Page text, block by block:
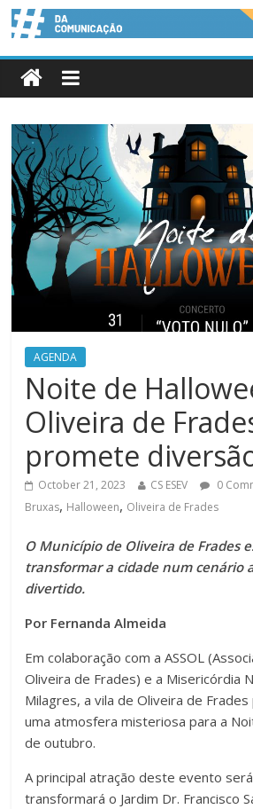
AGENDA
Noite de
Oliveira de
promete
October 21, 2023 CS ESEV 0
Bruxas, Halloween, Oliveira de Frades
O Município de Oliveira de Frades
transformar a cidade num cenário
divertido.
Por Fernanda Almeida
Em colaboração com a ASSOL
Oliveira de Frades) e a Misericórdia
Milagres, a vila de Oliveira de
uma atmosfera misteriosa para a
de outubro.
A principal atração deste evento
transformará o Jardim Dr. Francisco